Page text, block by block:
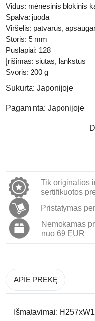
Vidus: mėnesinis blokinis
Spalva: juoda
Viršelis: patvarus,
Storis: 5 mm
Puslapiai: 128
Įrišimas: siūtas, lankstus
Svoris: 200 g
Sukurta: Japonijoje
Pagaminta: Japonijoje
Tik originalios
sertifikuotos
Pristatymas
Nemokamas
nuo 69 EUR
APIE PREKĘ
Išmatavimai: